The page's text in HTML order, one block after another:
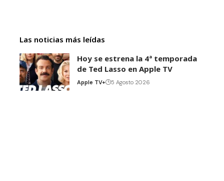
Las noticias más leídas
Hoy se estrena la 4ª temporada
de Ted Lasso en Apple TV
Apple TV+ 5 Agosto 2026